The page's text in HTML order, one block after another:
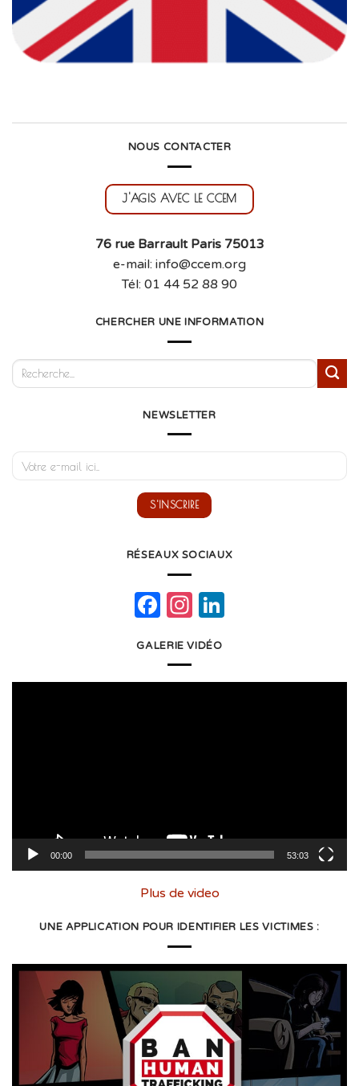
NOUS CONTACTER
J'AGIS AVEC LE CCEM
76 rue Barrault Paris 75013
e-mail: info@ccem.org
Tél: 01 44 52 88 90
CHERCHER UNE INFORMATION
NEWSLETTER
RÉSEAUX SOCIAUX
Facebook
Instagram
GALERIE VIDÉO
00:00 53:03
Plus de video
UNE APPLICATION POUR IDENTIFIER LES VICTIMES :